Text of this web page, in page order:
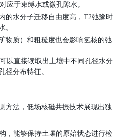
应于束缚水或微孔隙水。
的水分子迁移自由度高，T2弛豫时
。
物质）和粗糙度也会影响氢核的弛
以直接读取出土壤中不同孔径水分
径分布特征。
方法，低场核磁共振技术展现出独
，能够保持土壤的原始状态进行检